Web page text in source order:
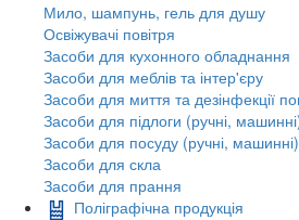
Мило, шампунь, гель для душу
Освіжувачі повітря
Засоби для кухонного обладнання
Засоби для меблів та інтер'єру
Засоби для миття та дезінфекції
Засоби для підлоги (ручні,
Засоби для посуду (ручні, машинні)
Засоби для скла
Засоби для прання
Поліграфічна продукція